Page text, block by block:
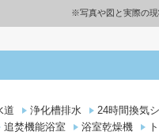
※写真や図と実際の
道 浄化槽排水
24時間換気
追焚機能浴室 浴室乾燥機